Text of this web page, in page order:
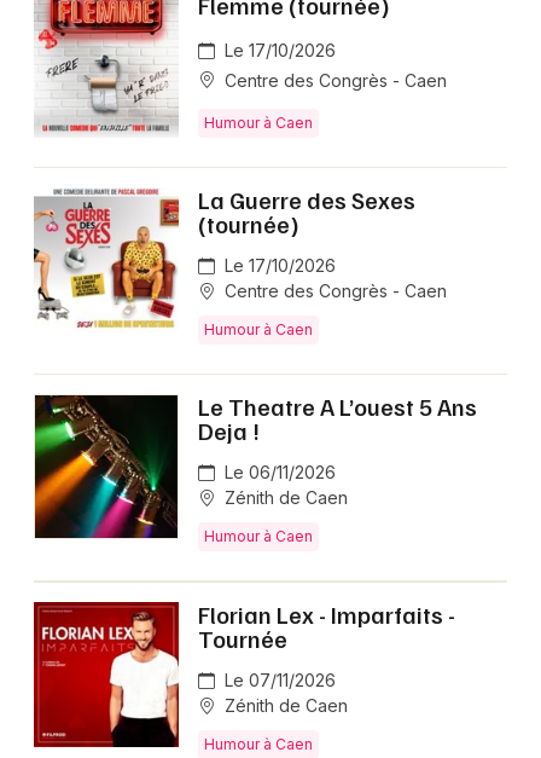
Le 17/10/2026
Centre des Congrès - Caen
Humour à Caen
La Guerre des Sexes
(tournée)
Le 17/10/2026
Centre des Congrès - Caen
Humour à Caen
Le Theatre A L’ouest 5 Ans
Deja !
Le 06/11/2026
Zénith de Caen
Humour à Caen
Florian Lex - Imparfaits -
Tournée
Le 07/11/2026
Zénith de Caen
Humour à Caen